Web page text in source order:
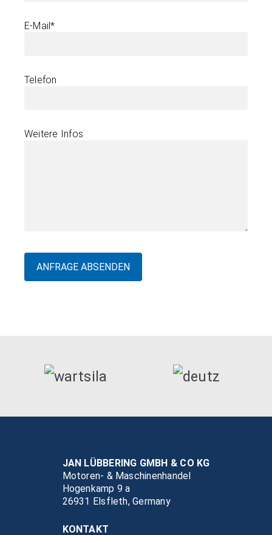
E-Mail*
Telefon
Weitere Infos
JAN LÜBBERING GMBH & CO KG
Motoren- & Maschinenhandel
Hogenkamp 9 a
26931 Elsfleth, Germany
KONTAKT